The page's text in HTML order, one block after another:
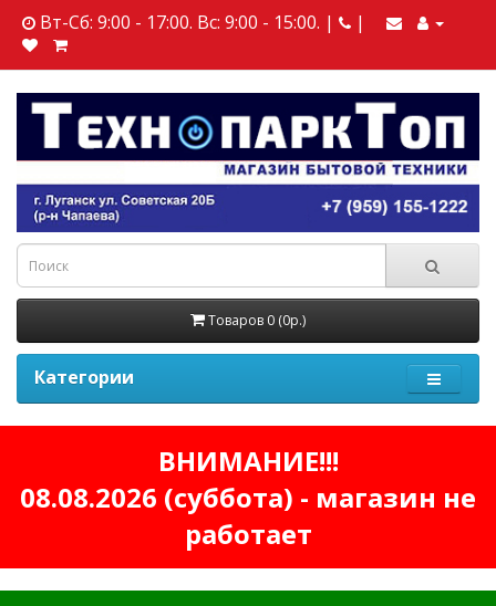
Вт-Сб: 9:00 - 17:00. Вс: 9:00 - 15:00. | |
Товаров 0 (0р.)
Категории
ВНИМАНИЕ!!!
08.08.2026 (суббота) - магазин не
работает